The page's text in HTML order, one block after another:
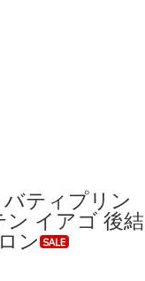
ティプリン
ン イアゴ 後結
ン